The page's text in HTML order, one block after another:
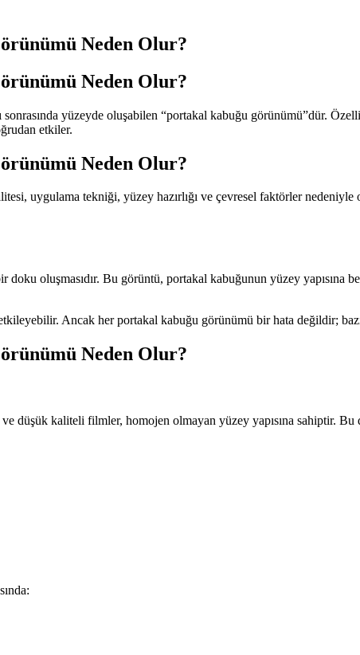
Neden Olur?
Neden Olur?
yüzeyde oluşabilen “portakal kabuğu görünümü”dür.
etkiler.
Neden Olur?
uygulama tekniği, yüzey hazırlığı ve çevresel faktörler
oluşmasıdır. Bu görüntü, portakal kabuğunun yüzey yapısına
Ancak her portakal kabuğu görünümü bir hata değildir;
Neden Olur?
kaliteli filmler, homojen olmayan yüzey yapısına sahiptir. Bu